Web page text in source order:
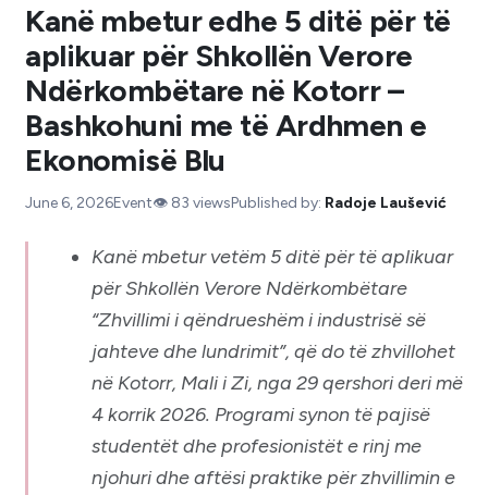
Kanë mbetur edhe 5 ditë për të
aplikuar për Shkollën Verore
Ndërkombëtare në Kotorr –
Bashkohuni me të Ardhmen e
Ekonomisë Blu
June 6, 2026Event👁️ 83 viewsPublished by: Radoje Laušević
Kanë mbetur vetëm 5 ditë për të aplikuar
për Shkollën Verore Ndërkombëtare
“Zhvillimi i qëndrueshëm i industrisë së
jahteve dhe lundrimit”, që do të zhvillohet
në Kotorr, Mali i Zi, nga 29 qershori deri më
4 korrik 2026. Programi synon të pajisë
studentët dhe profesionistët e rinj me
njohuri dhe aftësi praktike për zhvillimin e